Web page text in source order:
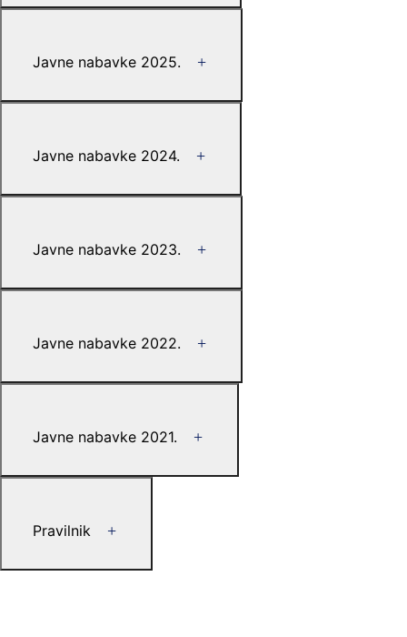
Javne nabavke 2025.
Javne nabavke 2024.
Javne nabavke 2023.
Javne nabavke 2022.
Javne nabavke 2021.
Pravilnik